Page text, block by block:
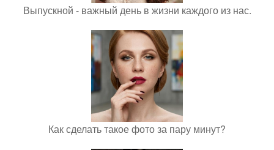
Выпускной - важный день в жизни каждого из нас.
Как сделать такое фото за пару минут?